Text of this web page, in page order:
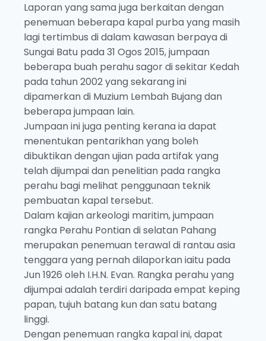
Laporan yang sama juga berkaitan dengan
penemuan beberapa kapal purba yang masih
lagi tertimbus di dalam kawasan berpaya di
Sungai Batu pada 31 Ogos 2015, jumpaan
beberapa buah perahu sagor di sekitar Kedah
pada tahun 2002 yang sekarang ini
dipamerkan di Muzium Lembah Bujang dan
beberapa jumpaan lain.
Jumpaan ini juga penting kerana ia dapat
menentukan pentarikhan yang boleh
dibuktikan dengan ujian pada artifak yang
telah dijumpai dan penelitian pada rangka
perahu bagi melihat penggunaan teknik
pembuatan kapal tersebut.
Dalam kajian arkeologi maritim, jumpaan
rangka Perahu Pontian di selatan Pahang
merupakan penemuan terawal di rantau asia
tenggara yang pernah dilaporkan iaitu pada
Jun 1926 oleh I.H.N. Evan. Rangka perahu yang
dijumpai adalah terdiri daripada empat keping
papan, tujuh batang kun dan satu batang
linggi.
Dengan penemuan rangka kapal ini, dapat